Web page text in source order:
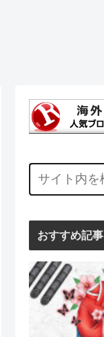
おすすめ記事